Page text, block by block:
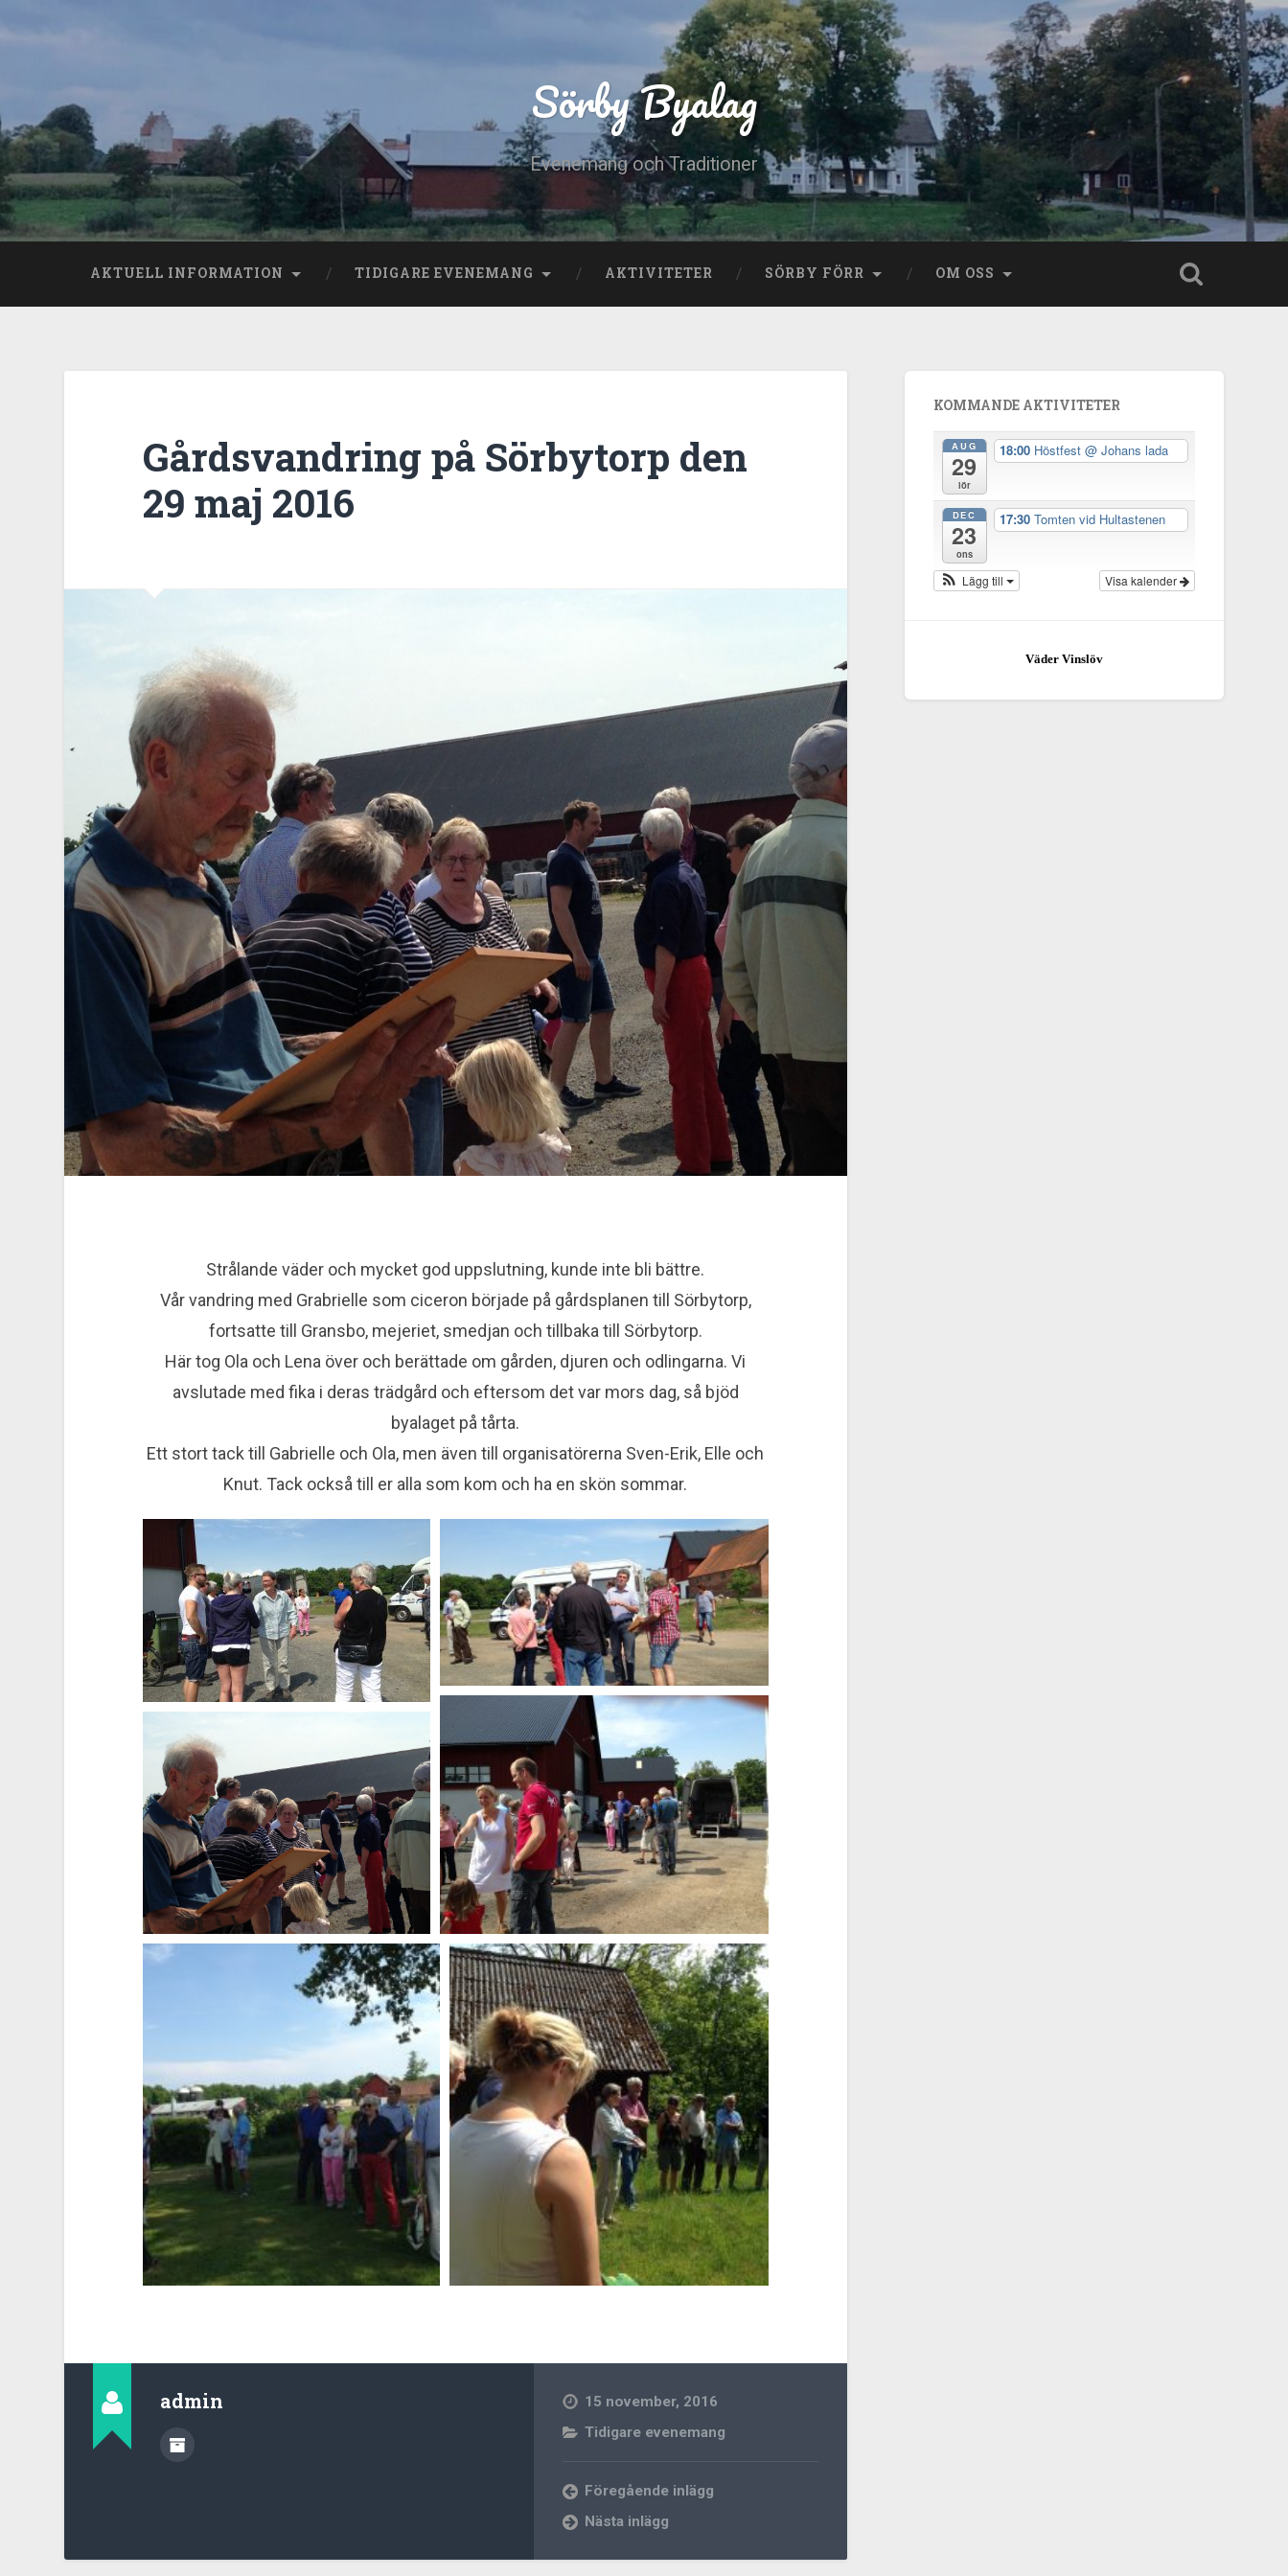
Sörby Byalag
Evenemang och Traditioner
AKTUELL INFORMATION TIDIGARE EVENEMANG AKTIVITETER SÖRBY FÖRR OM OSS
Gårdsvandring på Sörbytorp den
29 maj 2016
Strålande väder och mycket god uppslutning, kunde inte bli bättre.
Vår vandring med Grabrielle som ciceron började på gårdsplanen till Sörbytorp,
fortsatte till Gransbo, mejeriet, smedjan och tillbaka till Sörbytorp.
Här tog Ola och Lena över och berättade om gården, djuren och odlingarna. Vi
avslutade med fika i deras trädgård och eftersom det var mors dag, så bjöd
byalaget på tårta.
Ett stort tack till Gabrielle och Ola, men även till organisatörerna Sven-Erik, Elle och
Knut. Tack också till er alla som kom och ha en skön sommar.
admin
15 november, 2016
Tidigare evenemang
Föregående inlägg
Nästa inlägg
KOMMANDE AKTIVITETER
AUG
29
lör
18:00 Höstfest @ Johans lada
DEC
23
ons
17:30 Tomten vid Hultastenen
Visa kalender
Lägg till
Väder Vinslöv